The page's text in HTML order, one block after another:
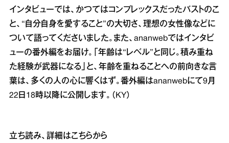
インタビューでは、かつてはコンプレックスだったバストのこ
と、“自分自身を愛すること”の大切さ、理想の女性像などに
ついて語ってくださいました。また、ananwebではインタビ
ューの番外編をお届け。「年齢は“レベル”と同じ。積み重ね
た経験が武器になる」と、年齢を重ねることへの前向きな言
葉は、多くの人の心に響くはず。番外編はananwebにて9月
22日18時以降に公開します。（KY）
立ち読み、詳細はこちらから